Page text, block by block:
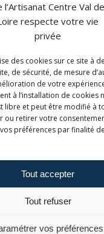
l’Artisanat Centre Val de
respecte votre vie
privée
des cookies sur ce site à
de sécurité, de mesure
de votre
à l’installation de cookies
libre et peut être modifié à
ou retirer votre
préférences par finalité
Tout accepter
Tout refuser
vos préférences
CONTACT
Blois est géré par la
l'Artisanat Centre-
Mentions